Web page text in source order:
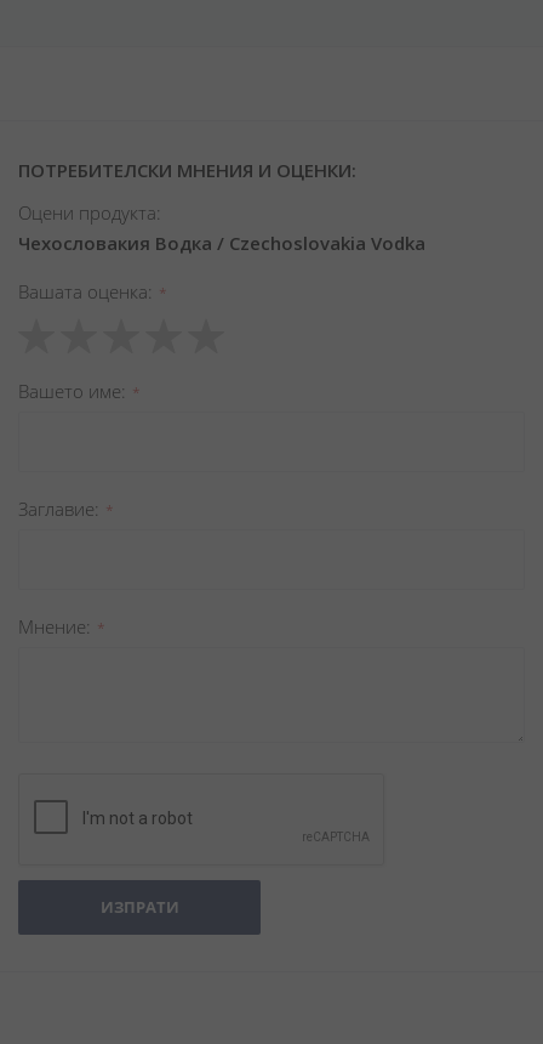
ПОТРЕБИТЕЛСКИ МНЕНИЯ И ОЦЕНКИ:
Оцени продукта:
Чехословакия Водка / Czechoslovakia Vodka
Вашата оценка
star
stars
stars
stars
stars
Вашето име
Заглавиe
Мнение
ИЗПРАТИ